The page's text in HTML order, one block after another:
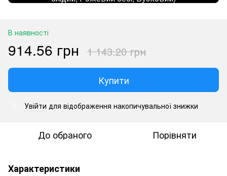
В наявності
914.56 грн 1 143.20 грн
Купити
Увійти для відображення накопичувальної знижки
До обраного Порівняти
Характеристики